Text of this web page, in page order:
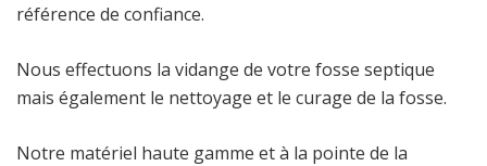
référence de confiance.
Nous effectuons la vidange de votre fosse septique
mais également le nettoyage et le curage de la fosse.
Notre matériel haute gamme et à la pointe de la